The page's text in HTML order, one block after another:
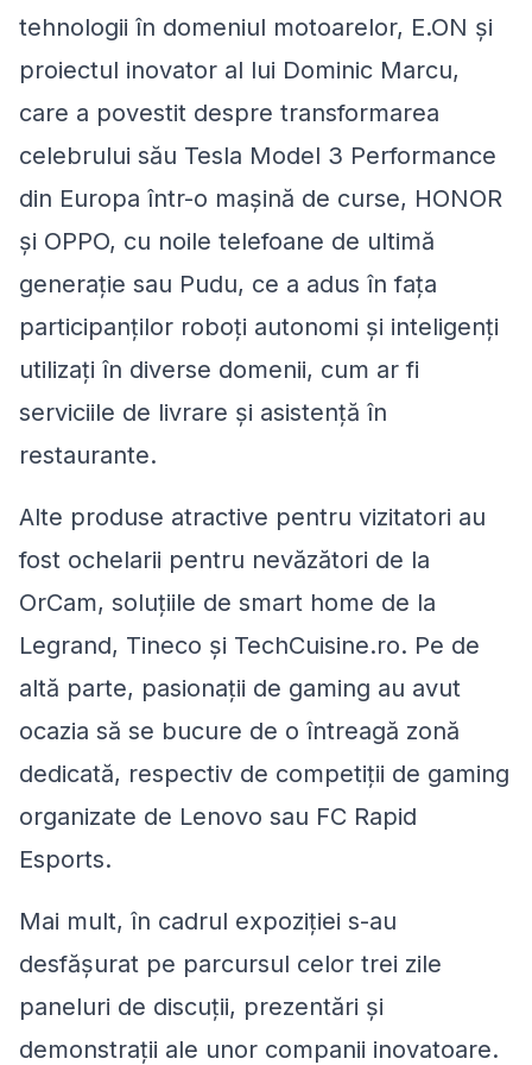
tehnologii în domeniul motoarelor, E.ON și
proiectul inovator al lui Dominic Marcu,
care a povestit despre transformarea
celebrului său Tesla Model 3 Performance
din Europa într-o mașină de curse, HONOR
și OPPO, cu noile telefoane de ultimă
generație sau Pudu, ce a adus în fața
participanților roboți autonomi și inteligenți
utilizați în diverse domenii, cum ar fi
serviciile de livrare și asistență în
restaurante.
Alte produse atractive pentru vizitatori au
fost ochelarii pentru nevăzători de la
OrCam, soluțiile de smart home de la
Legrand, Tineco și TechCuisine.ro. Pe de
altă parte, pasionații de gaming au avut
ocazia să se bucure de o întreagă zonă
dedicată, respectiv de competiții de gaming
organizate de Lenovo sau FC Rapid
Esports.
Mai mult, în cadrul expoziției s-au
desfășurat pe parcursul celor trei zile
paneluri de discuții, prezentări și
demonstrații ale unor companii inovatoare.